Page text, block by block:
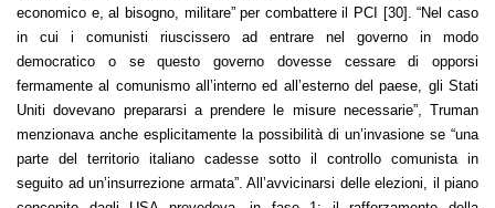
economico e, al bisogno, militare” per combattere il PCI [30]. “Nel caso
in cui i comunisti riuscissero ad entrare nel governo in modo
democratico o se questo governo dovesse cessare di opporsi
fermamente al comunismo all’interno ed all’esterno del paese, gli Stati
Uniti dovevano prepararsi a prendere le misure necessarie”, Truman
menzionava anche esplicitamente la possibilità di un’invasione se “una
parte del territorio italiano cadesse sotto il controllo comunista in
seguito ad un’insurrezione armata”. All’avvicinarsi delle elezioni, il piano